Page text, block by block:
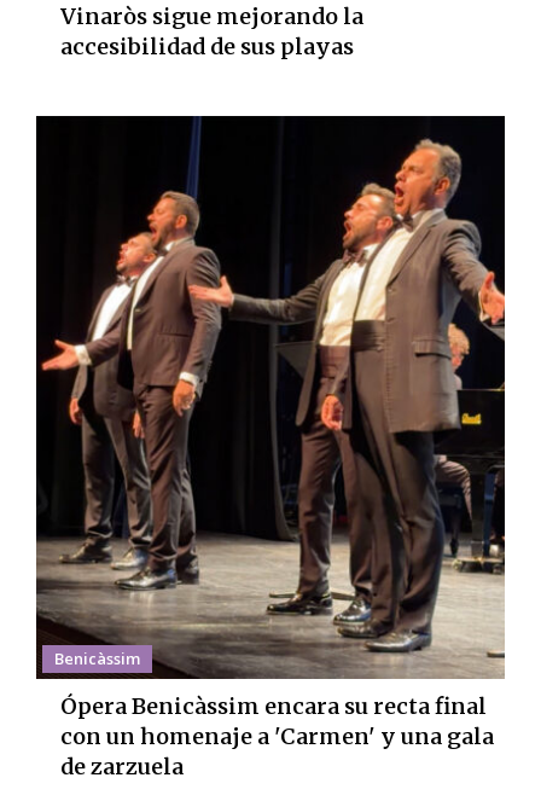
Vinaròs sigue mejorando la
accesibilidad de sus playas
Benicàssim
Ópera Benicàssim encara su recta final
con un homenaje a 'Carmen' y una gala
de zarzuela